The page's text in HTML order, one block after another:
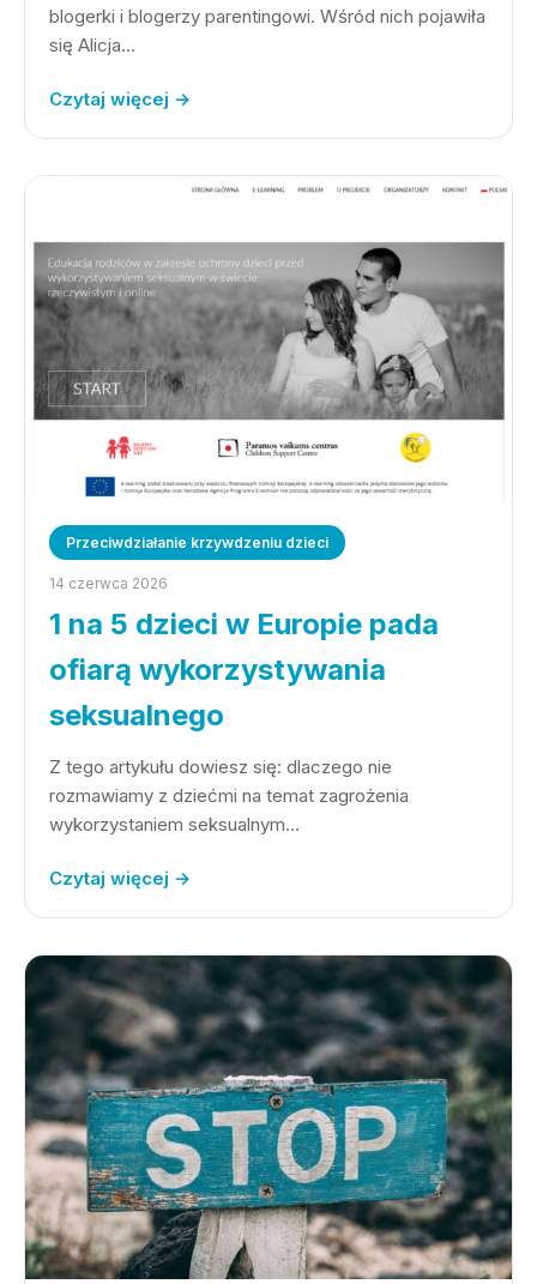
blogerki i blogerzy parentingowi. Wśród nich pojawiła
się Alicja…
Czytaj więcej →
Przeciwdziałanie krzywdzeniu dzieci
14 czerwca 2026
1 na 5 dzieci w Europie pada
ofiarą wykorzystywania
seksualnego
Z tego artykułu dowiesz się: dlaczego nie
rozmawiamy z dziećmi na temat zagrożenia
wykorzystaniem seksualnym…
Czytaj więcej →